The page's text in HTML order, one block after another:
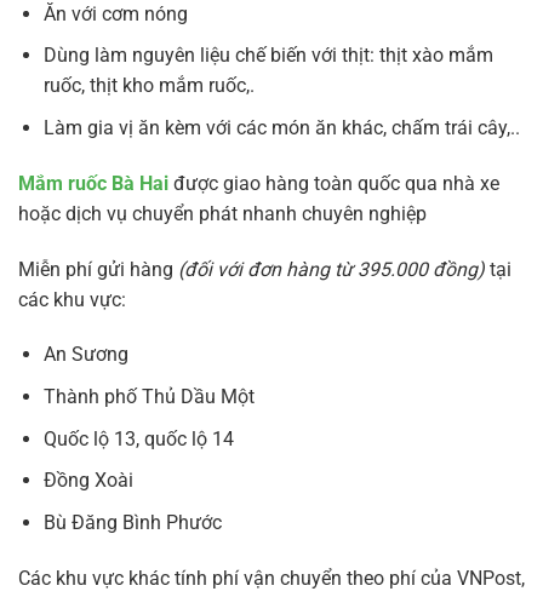
Ăn với cơm nóng
Dùng làm nguyên liệu chế biến với thịt: thịt xào mắm
ruốc, thịt kho mắm ruốc,.
Làm gia vị ăn kèm với các món ăn khác, chấm trái cây,..
Mắm ruốc Bà Hai được giao hàng toàn quốc qua nhà xe
hoặc dịch vụ chuyển phát nhanh chuyên nghiệp
Miễn phí gửi hàng (đối với đơn hàng từ 395.000 đồng) tại
các khu vực:
An Sương
Thành phố Thủ Dầu Một
Quốc lộ 13, quốc lộ 14
Đồng Xoài
Bù Đăng Bình Phước
Các khu vực khác tính phí vận chuyển theo phí của VNPost,